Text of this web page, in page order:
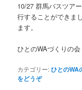
10/27 群馬バスツア
行することができま
ます。
ひとのWAづくりの
カテゴリー:ひとのWA
をどうぞ